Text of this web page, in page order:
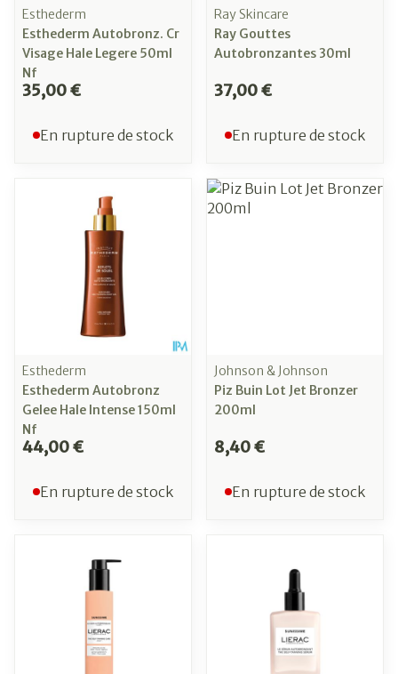
Esthederm
Esthederm Autobronz. Cr
Visage Hale Legere 50ml
Nf
35,00 €
En rupture de stock
Ray Skincare
Ray Gouttes
Autobronzantes 30ml
37,00 €
En rupture de stock
Esthederm
Esthederm Autobronz
Gelee Hale Intense 150ml
Nf
44,00 €
En rupture de stock
Johnson & Johnson
Piz Buin Lot Jet Bronzer
200ml
8,40 €
En rupture de stock